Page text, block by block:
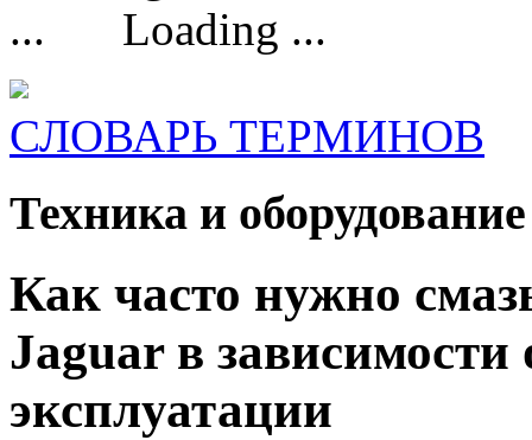
Loading ...
СЛОВАРЬ ТЕРМИНОВ
Техника и оборудование
Как часто нужно
Jaguar в
эксплуатации